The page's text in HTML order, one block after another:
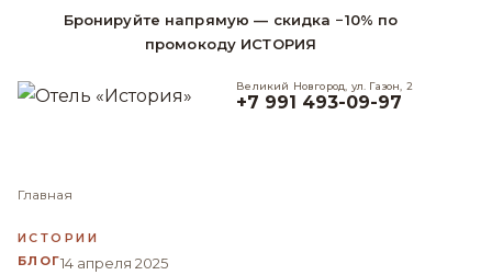
Бронируйте напрямую — скидка −10% по
промокоду ИСТОРИЯ
Великий Новгород, ул. Газон, 2
+7 991 493-09-97
Главная
ИСТОРИИ
БЛОГ14 апреля 2025